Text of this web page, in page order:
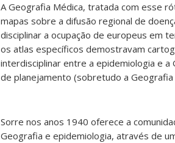
A Geografia Médica, tratada com esse
mapas sobre a difusão regional de
disciplinar a ocupação de europeus em
os atlas específicos demostravam
interdisciplinar entre a epidemiologia e
de planejamento (sobretudo a Geografia
Sorre nos anos 1940 oferece a
Geografia e epidemiologia, através de